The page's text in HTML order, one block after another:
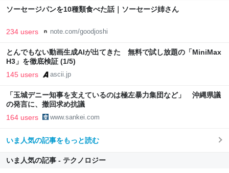
ソーセージパンを10種類食べた話｜ソーセージ姉さん
234 users note.com/goodjoshi
とんでもない動画生成AIが出てきた 無料で試し放題の「MiniMax
H3」を徹底検証 (1/5)
145 users ascii.jp
「玉城デニー知事を支えているのは極左暴力集団など」 沖縄県議
の発言に、撤回求め抗議
164 users www.sankei.com
いま人気の記事をもっと読む
いま人気の記事 - テクノロジー